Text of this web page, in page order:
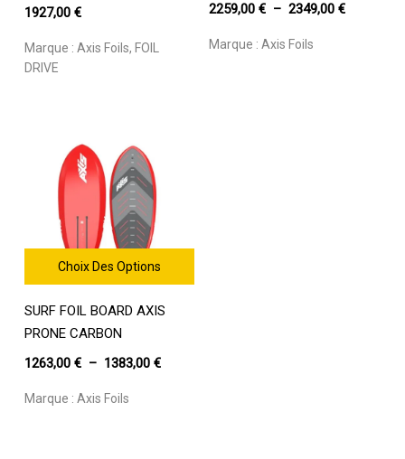
1927,00 €
Marque : Axis Foils, FOIL
DRIVE
Les
options
peuvent
2259,00€ – 2349,00€Plage
Marque :Axis Foils
Choix Des Options
produit
a
plusieurs
variations.
Les
SURF FOIL BOARD AXIS
PRONE CARBON
1263,00 € – 1383,00 €Plage
Marque : Axis Foils